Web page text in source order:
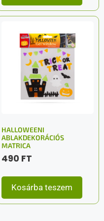
HALLOWEENI
ABLAKDEKORÁCIÓS
MATRICA
490 FT
Kosárba teszem